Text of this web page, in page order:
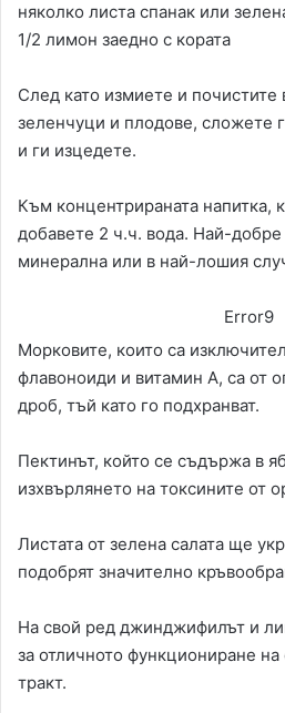
няколко листа спанак или
1/2 лимон заедно с кората
След като измиете и почистите
зеленчуци и плодове, сложете
и ги изцедете.
Към концентрираната напитка,
добавете 2 ч.ч. вода. Най-добре
минерална или в най-лошия
Error9
Морковите, които са
флавоноиди и витамин А, са от
дроб, тъй като го подхранват.
Пектинът, който се съдържа в
изхвърлянето на токсините от
Листата от зелена салата ще
подобрят значително
На свой ред джинджифилът и
за отличното функциониране
тракт.